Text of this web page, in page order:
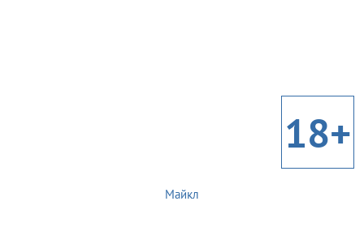
18+
Майкл